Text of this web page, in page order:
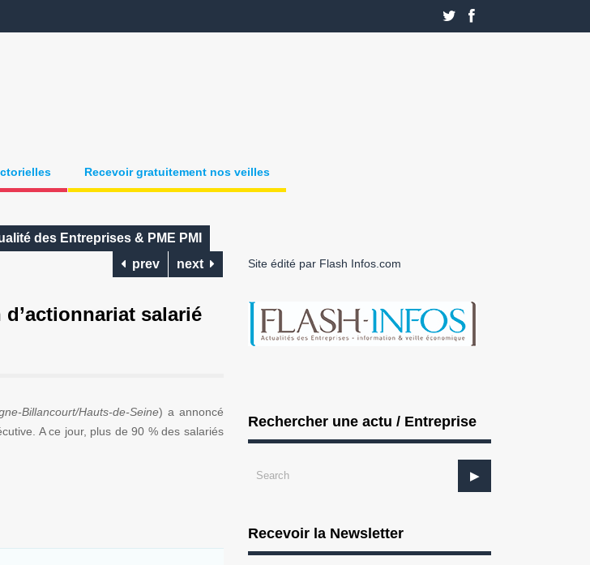
Recevoir gratuitement nos veilles
des Entreprises & PME PMI
prev
next
salarié
Billancourt/Hauts-de-Seine) a annoncé
A ce jour, plus de 90 % des salariés
Site édité par Flash Infos.com
Rechercher une actu / Entreprise
Recevoir la Newsletter